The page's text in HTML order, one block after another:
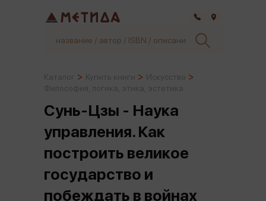
Сунь-Цзы - Наука
управления. Как
построить великое
государство и
побеждать в войнах